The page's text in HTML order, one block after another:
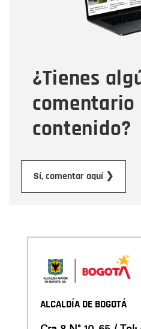
¿Tienes
comentario
contenido?
Sí, comentar aquí ❯
Tipo de comentario
Mensaje
ALCALDÍA DE BOGOTÁ